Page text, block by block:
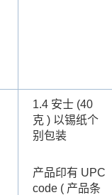
1.4 安士 (40
克 ) 以锡纸个
别包装
产品印有 UPC
code ( 产品条